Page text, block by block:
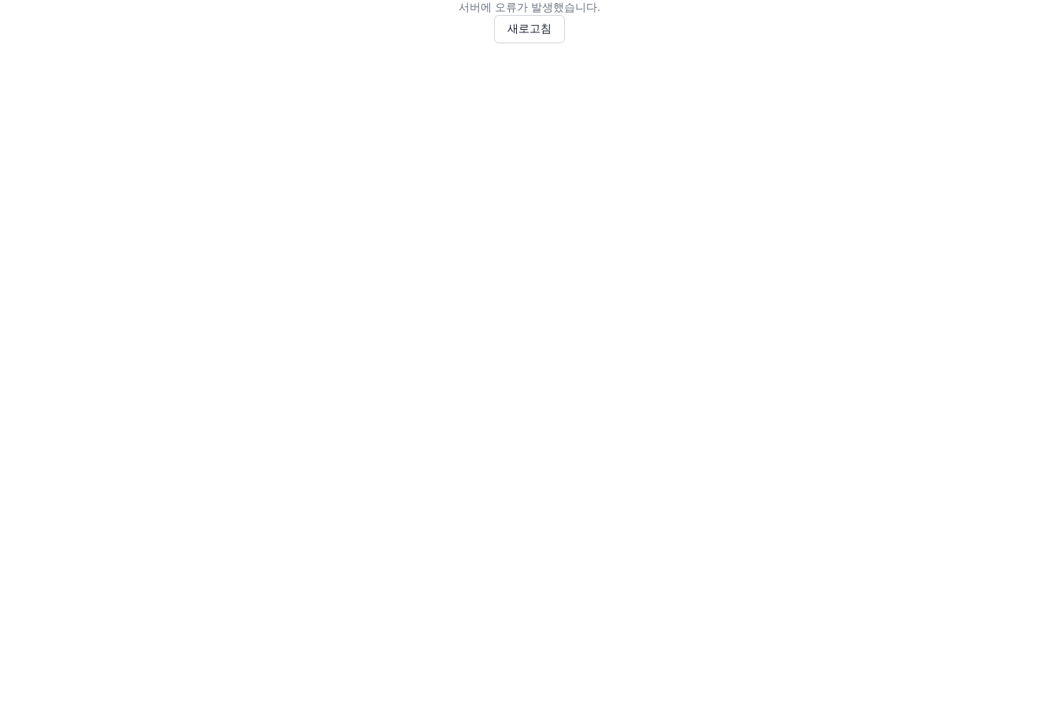
서버에 오류가 발생했습니다.
새로고침